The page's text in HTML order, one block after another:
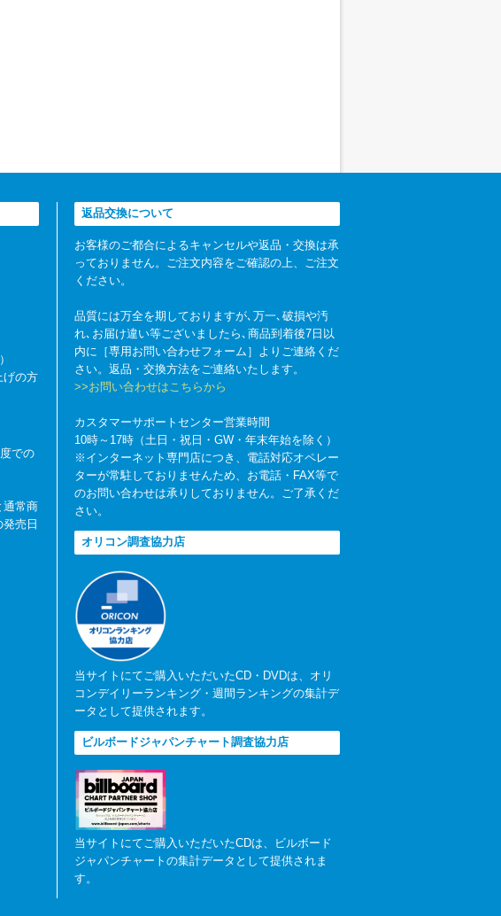
げの方
での
通常商
売日
返品交換について
お客様のご都合によるキャンセルや返品・交換は承
っておりません。ご注文内容をご確認の上、ご注文
ください。
品質には万全を期しておりますが､万一､破損や汚
れ､お届け違い等ございましたら､商品到着後7日以
内に［専用お問い合わせフォーム］よりご連絡くだ
さい。返品・交換方法をご連絡いたします。
>>お問い合わせはこちらから
カスタマーサポートセンター営業時間
10時～17時（土日・祝日・GW・年末年始を除く）
※インターネット専門店につき、電話対応オペレー
ターが常駐しておりませんため、お電話・FAX等で
のお問い合わせは承りしておりません。ご了承くだ
さい。
オリコン調査協力店
当サイトにてご購入いただいたCD・DVDは、オリ
コンデイリーランキング・週間ランキングの集計デ
ータとして提供されます。
ビルボードジャパンチャート調査協力店
当サイトにてご購入いただいたCDは、ビルボード
ジャパンチャートの集計データとして提供されま
す。